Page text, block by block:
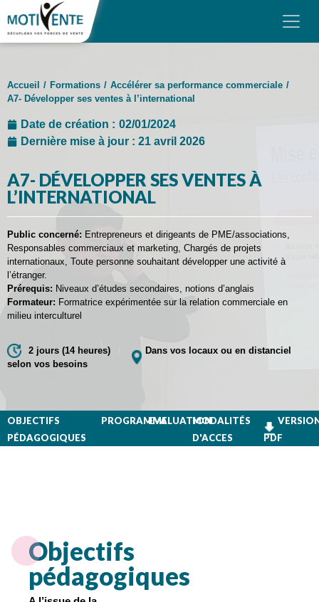
Panneau de gestion des cookies
Skip to main content
NOS FORMATIONS
NOS FORMATS
AVIS
CONTACT & DEVIS
Accueil / Formations / Accélérer sa performance commerciale /
A7- Développer ses ventes à l’international
Date de création : 02/01/2024
Dernière mise à jour : 21 avril 2026
A7- DÉVELOPPER SES VENTES À
L’INTERNATIONAL
Public concerné: Entrepreneurs et dirigeants de PME/associations,
Responsables commerciaux et marketing, Chargés de projets
internationaux, Toute personne souhaitant développer une activité à
l’étranger.
Prérequis: Niveaux d’études secondaires, notions d’anglais
Formateur: Formatrice expérimentée sur la relation commerciale en
milieu interculturel
2 jours (14 heures)
Dans vos locaux ou en distanciel
selon vos besoins
OBJECTIFS
PÉDAGOGIQUES
PROGRAMMEEVALUATIONMODALITÉS
D'ACCES
PDF
Objectifs
pédagogiques